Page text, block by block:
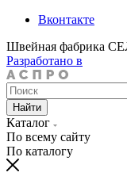
Вконтакте
Швейная фабрика
Разработано в
Найти
Каталог
По всему сайту
По каталогу